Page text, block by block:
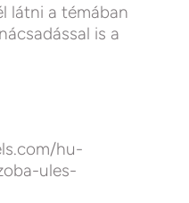
látni a témában
is a
hu-
ules-